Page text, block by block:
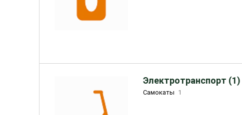
Электротранспорт (1)
Самокаты 1